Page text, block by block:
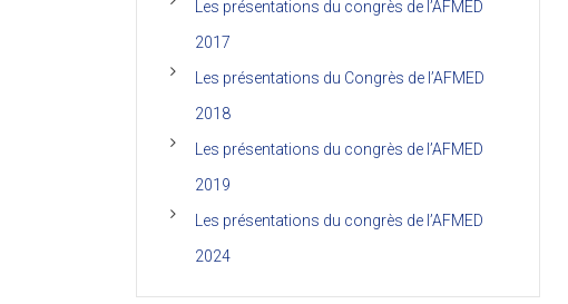
Les présentations du congrès de l’AFMED
2017
Les présentations du Congrès de l’AFMED
2018
Les présentations du congrès de l’AFMED
2019
Les présentations du congrès de l’AFMED
2024